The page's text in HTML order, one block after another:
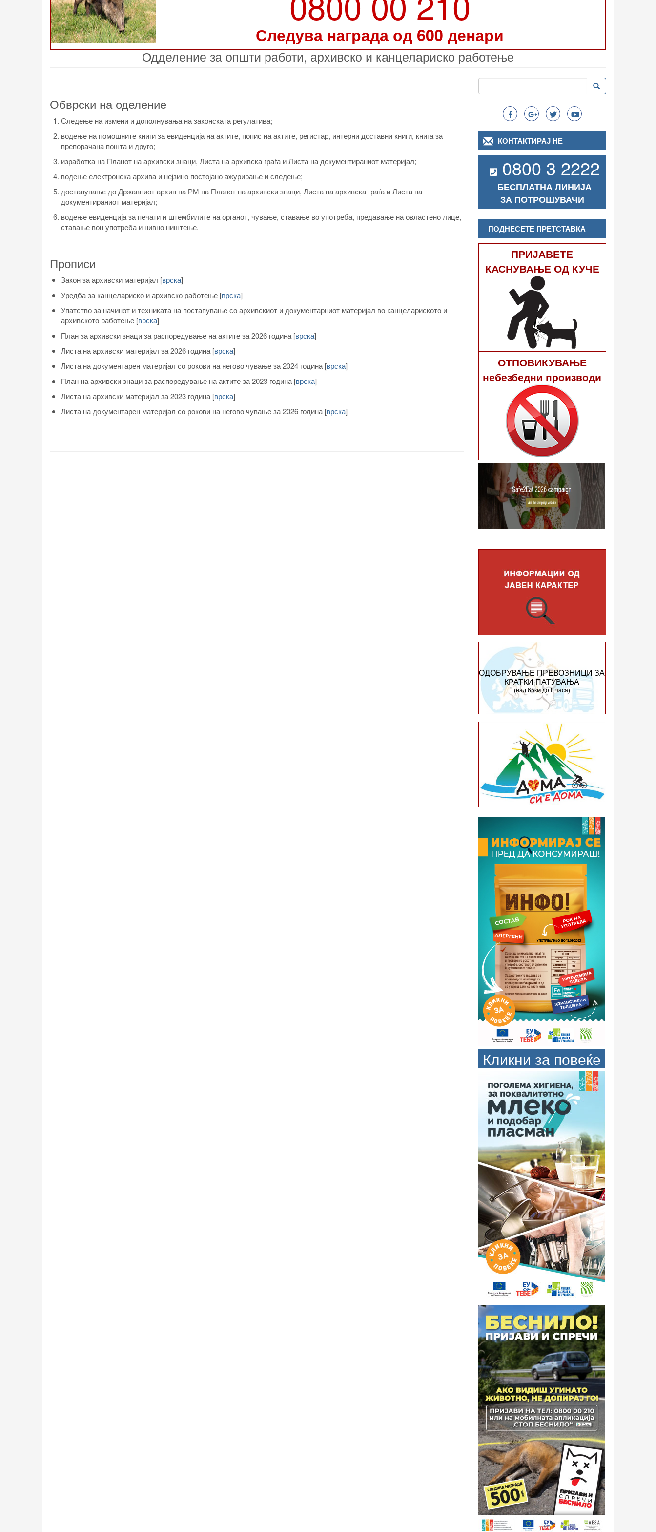
Следува награда од 600 денари
Одделение за општи работи, архивско и канцелариско работење
Обврски на оделение
Следење на измени и дополнувања на законската регулатива;
водење на помошните книги за евиденција на актите, попис на актите, регистар, интерни доставни книги, книга за
препорачана пошта и друго;
изработка на Планот на архивски знаци, Листа на архивска граѓа и Листа на документираниот материјал;
водење електронска архива и нејзино постојано ажурирање и следење;
доставување до Државниот архив на РМ на Планот на архивски знаци, Листа на архивска граѓа и Листа на
документираниот материјал;
водење евиденција за печати и штембилите на органот, чување, ставање во употреба, предавање на овластено лице,
ставање вон употреба и нивно ништење.
Прописи
Закон за архивски материјал [врска]
Уредба за канцелариско и архивско работење [врска]
Упатство за начинот и техниката на постапување со архивскиот и документарниот материјал во канцелариското и
архивското работење [врска]
План за архивски знаци за распоредување на актите за 2026 година [врска]
Листа на архивски материјал за 2026 година [врска]
Листа на документарен материјал со рокови на негово чување за 2024 година [врска]
План на архивски знаци за распоредување на актите за 2023 година [врска]
Листа на архивски материјал за 2023 година [врска]
Листа на документарен материјал со рокови на негово чување за 2026 година [врска]
Search
Пребарување Пребарување
КОНТАКТИРАЈ НЕ
0800 3 2222
БЕСПЛАТНА ЛИНИЈА
ЗА ПОТРОШУВАЧИ
ПОДНЕСЕТЕ ПРЕТСТАВКА
ПРИЈАВЕТЕ
КАСНУВАЊЕ ОД КУЧЕ
ОТПОВИКУВАЊЕ
небезбедни производи
ОДОБРУВАЊЕ ПРЕВОЗНИЦИ ЗА
КРАТКИ ПАТУВАЊА
(над 65км до 8 часа)
Кликни за повеќе